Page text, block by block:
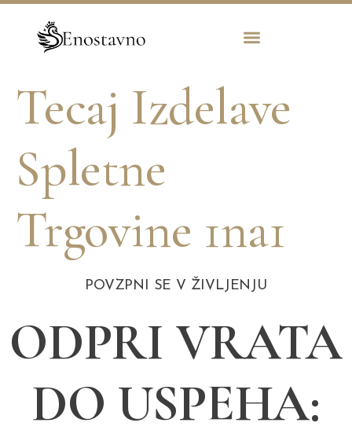
Tecaj Izdelave
Spletne
Trgovine 1na1
POVZPNI SE V ŽIVLJENJU
ODPRI VRATA
DO USPEHA: